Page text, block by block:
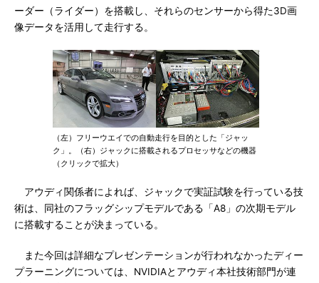
ーダー（ライダー）を搭載し、それらのセンサーから得た3D画
像データを活用して走行する。
（左）フリーウエイでの自動走行を目的とした「ジャッ
ク」。（右）ジャックに搭載されるプロセッサなどの機器
（クリックで拡大）
アウディ関係者によれば、ジャックで実証試験を行っている技
術は、同社のフラッグシップモデルである「A8」の次期モデル
に搭載することが決まっている。
また今回は詳細なプレゼンテーションが行われなかったディー
プラーニングについては、NVIDIAとアウディ本社技術部門が連